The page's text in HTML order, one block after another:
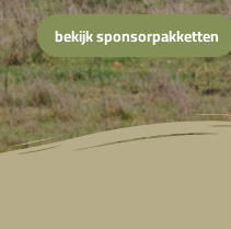
bekijk sponsorpakketten